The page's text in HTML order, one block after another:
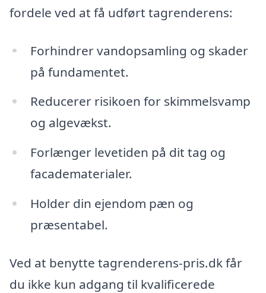
fordele ved at få udført tagrenderens:
Forhindrer vandopsamling og skader
på fundamentet.
Reducerer risikoen for skimmelsvamp
og algevækst.
Forlænger levetiden på dit tag og
facadematerialer.
Holder din ejendom pæn og
præsentabel.
Ved at benytte tagrenderens-pris.dk får
du ikke kun adgang til kvalificerede